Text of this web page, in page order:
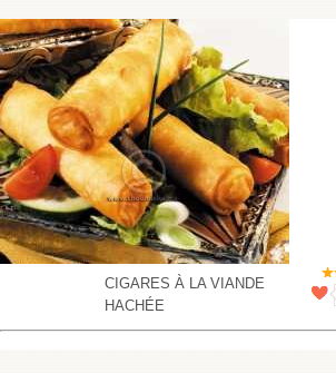
CIGARES À LA VIANDE
HACHÉE